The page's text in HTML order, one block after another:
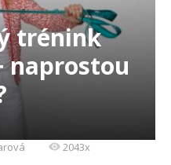
trénink
naprostou
2043x